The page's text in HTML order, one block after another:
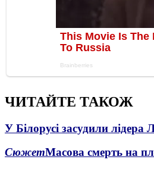
ЧИТАЙТЕ ТАКОЖ
У Білорусі засудили лідера
СюжетМасова смерть на